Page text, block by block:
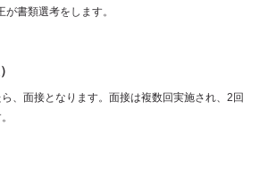
書類選考をします。
、面接となります。面接は複数回実施され、2回